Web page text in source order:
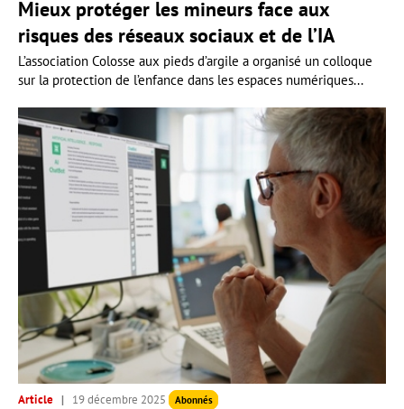
Mieux protéger les mineurs face aux
risques des réseaux sociaux et de l’IA
L’association Colosse aux pieds d’argile a organisé un colloque
sur la protection de l’enfance dans les espaces numériques...
Article 19 décembre 2025 Abonnés